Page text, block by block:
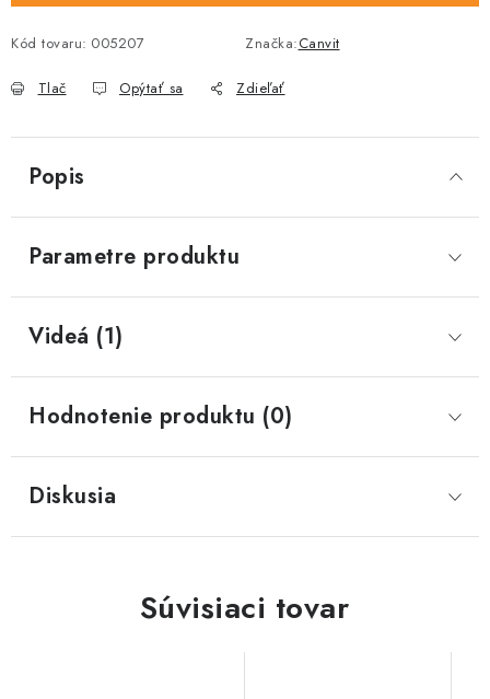
Kód tovaru: 005207 Značka:Canvit
Tlač Opýtať sa Zdieľať
Popis
Parametre produktu
Videá (1)
Hodnotenie produktu (0)
Diskusia
Súvisiaci tovar